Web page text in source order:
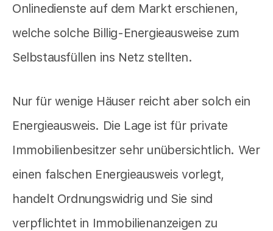
Onlinedienste auf dem Markt erschienen,
welche solche Billig-Energieausweise zum
Selbstausfüllen ins Netz stellten.
Nur für wenige Häuser reicht aber solch ein
Energieausweis. Die Lage ist für private
Immobilienbesitzer sehr unübersichtlich. Wer
einen falschen Energieausweis vorlegt,
handelt Ordnungswidrig und Sie sind
verpflichtet in Immobilienanzeigen zu